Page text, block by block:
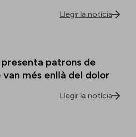
Llegir la notícia
presenta patrons de
més enllà del dolor
Llegir la notícia